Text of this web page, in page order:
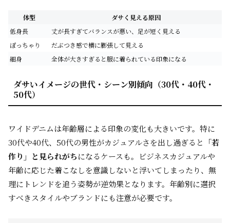
体型
ダサく見える原因
低身長
丈が長すぎてバランスが悪い、足が短く見える
ぽっちゃり
だぶつき感で横に膨張して見える
細身
全体が大きすぎると服に着られている印象になる
ダサいイメージの世代・シーン別傾向（30代・40代・
50代）
ワイドデニムは年齢層による印象の変化も大きいです。特に
30代や40代、50代の男性がカジュアルさを出し過ぎると
「若
作り」と見られがちになるケースも。ビジネスカジュアルや
年齢に応じた着こなしを意識しないと浮いてしまったり、無
理にトレンドを追う姿勢が逆効果となります。年齢別に選択
すべきスタイルやブランドにも注意が必要です。